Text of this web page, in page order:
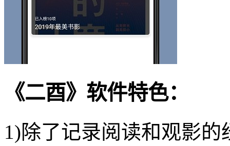
《二酉》软件特色：
1)除了记录阅读和观影